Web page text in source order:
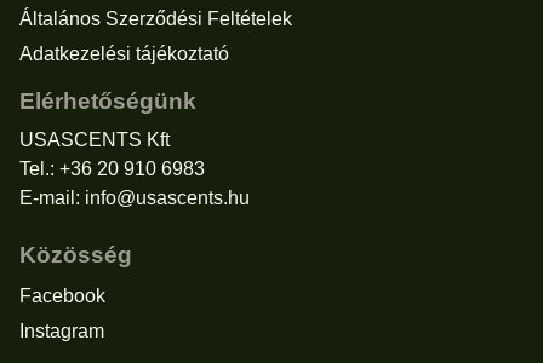
Általános Szerződési Feltételek
Adatkezelési tájékoztató
Elérhetőségünk
USASCENTS Kft
Tel.: +36 20 910 6983
E-mail: info@usascents.hu
Közösség
Facebook
Instagram